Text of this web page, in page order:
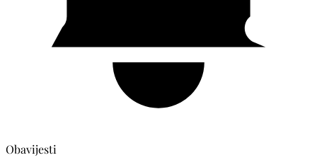
Obavijesti